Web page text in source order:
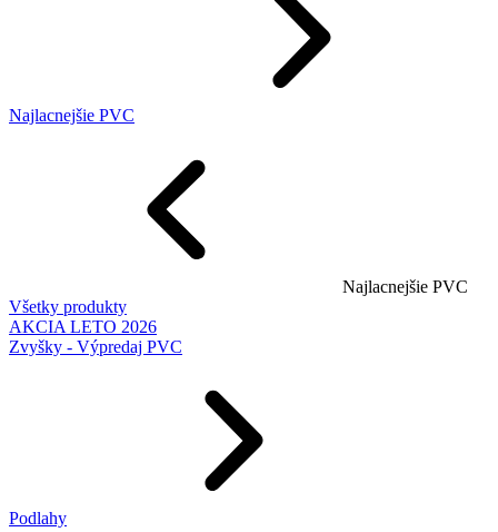
Najlacnejšie PVC
Najlacnejšie PVC
Všetky produkty
AKCIA LETO 2026
Zvyšky - Výpredaj PVC
Podlahy